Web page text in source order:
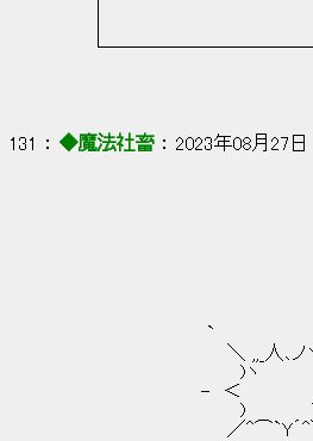
131 ： ◆魔法社畜 ： 2023年08月27
`　　　
､ 　　ﾉ
)ヽ/　　
`r　　　
)　　　
,　'´⌒`Y´⌒` ､
,　 　　　　
`　　　　　　　　　　　　　
＼ ,,_人､ノヽ　　　　　　
)ヽ　　　　（　　　　　　
-　＜　　　　　　 ＞─　
)　　　　　て　　　　　
／^⌒`Y´^＼　　　　